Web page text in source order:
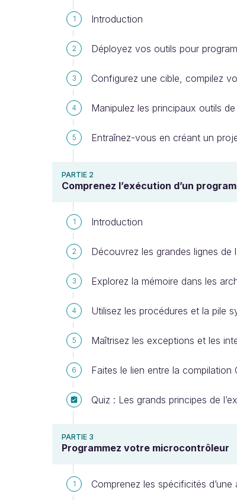
1 Introduction
2 Déployez vos outils pour
3 Configurez une cible, compilez
4 Manipulez les principaux outils
5 Entraînez-vous en créant un
PARTIE 2
Comprenez l’exécution d’un
1 Introduction
2 Découvrez les grandes lignes de
3 Explorez la mémoire dans les
4 Utilisez les procédures et la pile
5 Maîtrisez les exceptions et les
6 Faites le lien entre la compilation
Quiz : Les grands principes de
PARTIE 3
Programmez votre microcontrôleur
1 Comprenez les spécificités